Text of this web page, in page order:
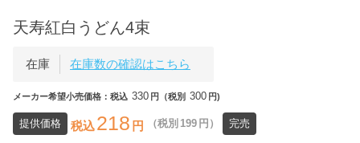
天寿紅白うどん4束
在庫 在庫数の確認はこちら
メーカー希望小売価格：税込 330 円（税別 300 円)
提供価格 税込218 円 （税別 199 円） 完売